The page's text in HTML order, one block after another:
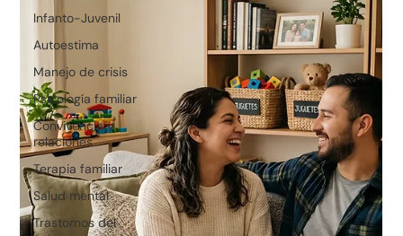
Infanto-Juvenil
Autoestima
Manejo de crisis
Psicología familiar
Convivencia y
relaciones
Terapia familiar
Salud mental
Trastornos del